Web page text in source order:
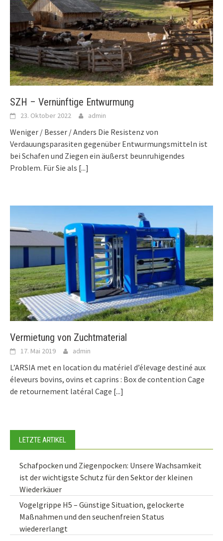
SZH – Vernünftige Entwurmung
23. Oktober 2022 admin
Weniger / Besser / Anders Die Resistenz von
Verdauungsparasiten gegenüber Entwurmungsmitteln ist
bei Schafen und Ziegen ein äußerst beunruhigendes
Problem. Für Sie als [...]
Vermietung von Zuchtmaterial
17. Mai 2019 admin
L’ARSIA met en location du matériel d’élevage destiné aux
éleveurs bovins, ovins et caprins : Box de contention Cage
de retournement latéral Cage [...]
LETZTE ARTIKEL
Schafpocken und Ziegenpocken: Unsere Wachsamkeit
ist der wichtigste Schutz für den Sektor der kleinen
Wiederkäuer
Vogelgrippe H5 – Günstige Situation, gelockerte
Maßnahmen und den seuchenfreien Status
wiedererlangt